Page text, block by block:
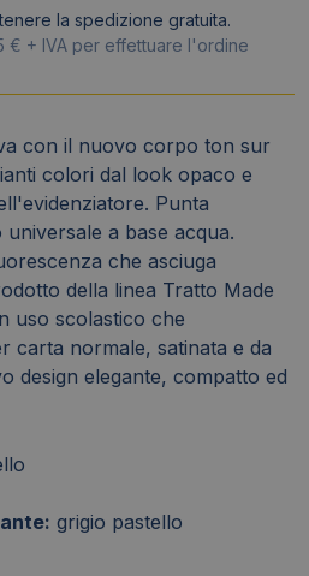
F83351500
la spedizione gratuita.
€ + IVA per effettuare l'ordine
con il nuovo corpo ton sur
colori dal look opaco e
Punta
a base acqua.
che asciuga
della linea Tratto Made
uso scolastico che
carta normale, satinata e da
design elegante, compatto ed
grigio pastello